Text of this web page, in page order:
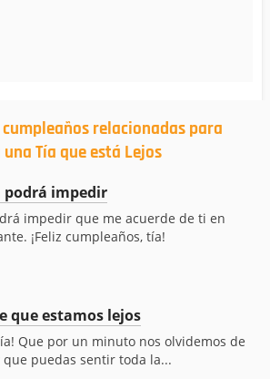
relacionadas para
Tía que está Lejos
podrá impedir
impedir que me acuerde de ti en
¡Feliz cumpleaños, tía!
que estamos lejos
Que por un minuto nos olvidemos de
puedas sentir toda la...